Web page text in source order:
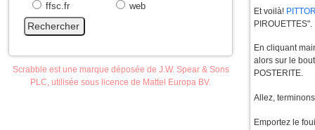
ffsc.fr
web
Scrabble est une marque déposée de J.W. Spear & Sons
PLC, utilisée sous licence de Mattel Europa BV.
Et voilà!
PIROUETTES".
En cliquant
alors sur le
POSTERITE.
Allez,
Emportez le